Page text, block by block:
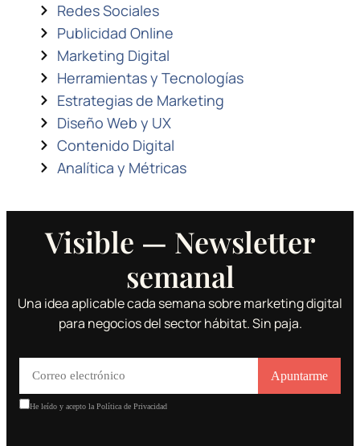
Redes Sociales
Publicidad Online
Marketing Digital
Herramientas y Tecnologías
Estrategias de Marketing
Diseño Web y UX
Contenido Digital
Analítica y Métricas
Visible — Newsletter
semanal
Una idea aplicable cada semana sobre marketing digital
para negocios del sector hábitat. Sin paja.